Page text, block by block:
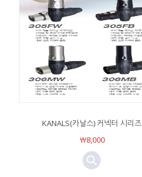
KANALS(카날스) 커넥터 시리즈
￦8,000